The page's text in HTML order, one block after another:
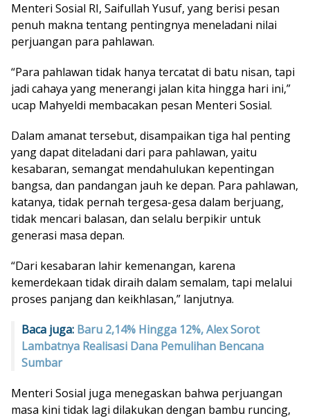
Menteri Sosial RI, Saifullah Yusuf, yang berisi pesan
penuh makna tentang pentingnya meneladani nilai
perjuangan para pahlawan.
“Para pahlawan tidak hanya tercatat di batu nisan, tapi
jadi cahaya yang menerangi jalan kita hingga hari ini,”
ucap Mahyeldi membacakan pesan Menteri Sosial.
Dalam amanat tersebut, disampaikan tiga hal penting
yang dapat diteladani dari para pahlawan, yaitu
kesabaran, semangat mendahulukan kepentingan
bangsa, dan pandangan jauh ke depan. Para pahlawan,
katanya, tidak pernah tergesa-gesa dalam berjuang,
tidak mencari balasan, dan selalu berpikir untuk
generasi masa depan.
“Dari kesabaran lahir kemenangan, karena
kemerdekaan tidak diraih dalam semalam, tapi melalui
proses panjang dan keikhlasan,” lanjutnya.
Baca juga: Baru 2,14% Hingga 12%, Alex Sorot
Lambatnya Realisasi Dana Pemulihan Bencana
Sumbar
Menteri Sosial juga menegaskan bahwa perjuangan
masa kini tidak lagi dilakukan dengan bambu runcing,